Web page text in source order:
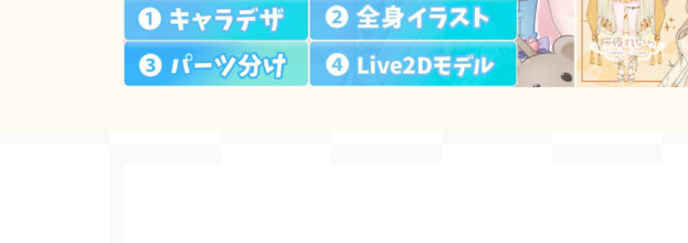
Geometry
ダーク/ホラー